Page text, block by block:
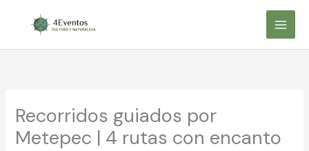
contenido
Recorridos guiados por
Metepec | 4 rutas con encanto